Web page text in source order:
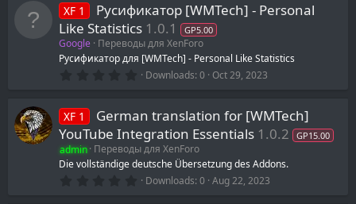
XF 1
Русификатор [WMTech] - Personal
Like Statistics 1.0.1 GP5.00
Google
Переводы для XenForo
Русификатор для [WMTech] - Personal Like Statistics
0
s
t
a
r
(
Downloads 0 Oct 29, 2023
XF 1
German translation for [WMTech]
YouTube Integration Essentials 1.0.2 GP15.00
admin Переводы для XenForo
Die vollständige deutsche Übersetzung des Addons.
0 Downloads 0 Aug 22, 2023